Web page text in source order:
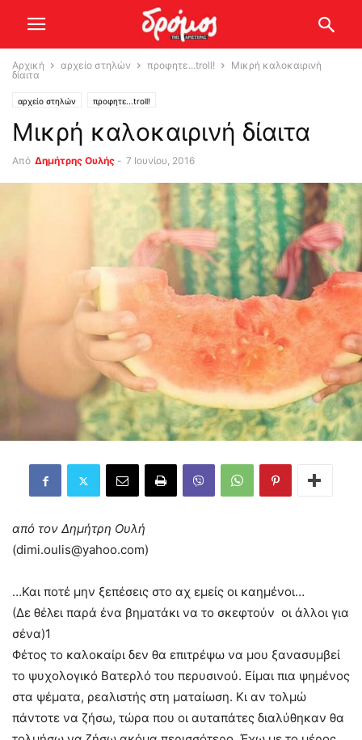
Αρχική αρχείο στηλών προφητε...troll!
Μικρή καλοκαιρινή
δίαιτα
αρχείο στηλών προφητε...troll!
Μικρή καλοκαιρινή δίαιτα
Από Δημήτρης Ουλής - 7 Ιουνίου, 2016
από τον Δημήτρη Ουλή
(dimi.oulis@yahoo.com)
…Και ποτέ μην ξεπέσεις στο αχ εμείς οι καημένοι…
(Δε θέλει παρά ένα βηματάκι να το σκεφτούν οι άλλοι για
σένα)1
Φέτος το καλοκαίρι δεν θα επιτρέψω να μου ξανασυμβεί
το ψυχολογικό Βατερλό του περυσινού. Είμαι πια ψημένος
στα ψέματα, ρεαλιστής στη ματαίωση. Κι αν τολμώ
πάντοτε να ζήσω, τώρα που οι αυταπάτες διαλύθηκαν θα